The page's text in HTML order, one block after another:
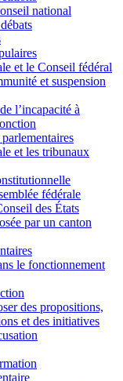
national
et le Conseil fédéral
et suspension
l’incapacité à
et les tribunaux
fédérale
des États
par un canton
le fonctionnement
des propositions,
et des initiatives